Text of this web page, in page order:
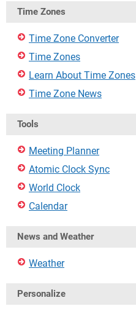
Time Zones
Time Zone Converter
Time Zones
Learn About Time Zones
Time Zone News
Tools
Meeting Planner
Atomic Clock Sync
World Clock
Calendar
News and Weather
Weather
Personalize